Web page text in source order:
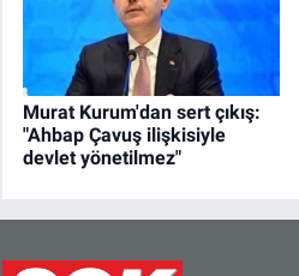
Murat Kurum'dan sert çıkış:
"Ahbap Çavuş ilişkisiyle
devlet yönetilmez"